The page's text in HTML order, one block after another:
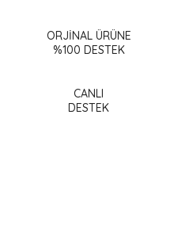
Görüş ve önerileriniz için
Ürün açıklamasında eksik
Ürün bilgilerinde hatalar
ORJİNAL ÜRÜNE
%100 DESTEK
CANLI
DESTEK